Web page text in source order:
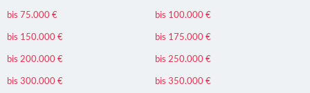
bis 75.000 €
bis 100.000 €
bis 150.000 €
bis 175.000 €
bis 200.000 €
bis 250.000 €
bis 300.000 €
bis 350.000 €